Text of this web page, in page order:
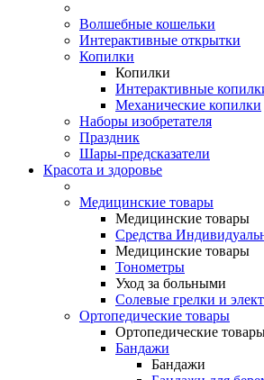
Волшебные кошельки
Интерактивные открытки
Копилки
Копилки
Интерактивные
Механические копилки
Наборы изобретателя
Праздник
Шары-предсказатели
Красота и здоровье
Медицинские товары
Медицинские товары
Средства
Медицинские товары
Тонометры
Уход за больными
Солевые грелки и
Ортопедические товары
Ортопедические
Бандажи
Бандажи